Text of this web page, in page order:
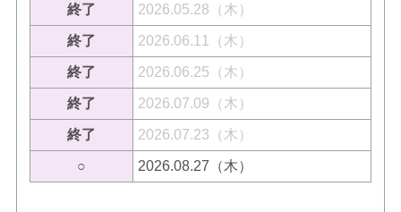
終了 2026.05.28（木）
終了 2026.06.11（木）
終了 2026.06.25（木）
終了 2026.07.09（木）
終了 2026.07.23（木）
○ 2026.08.27（木）